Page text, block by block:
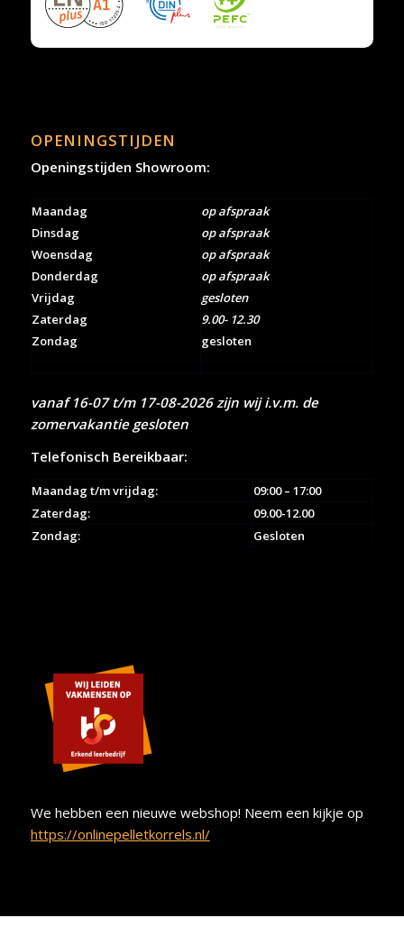
OPENINGSTIJDEN
Openingstijden Showroom:
Maandag
Dinsdag
Woensdag
Donderdag
Vrijdag
Zaterdag
Zondag
op afspraak
op afspraak
op afspraak
op afspraak
gesloten
9.00- 12.30
gesloten
vanaf 16-07 t/m 17-08-2026 zijn wij i.v.m. de
zomervakantie gesloten
Telefonisch Bereikbaar:
Maandag t/m vrijdag:
09:00 – 17:00
Zaterdag:
09.00-12.00
Zondag:
Gesloten
We hebben een nieuwe webshop! Neem een kijkje op
https://onlinepelletkorrels.nl/